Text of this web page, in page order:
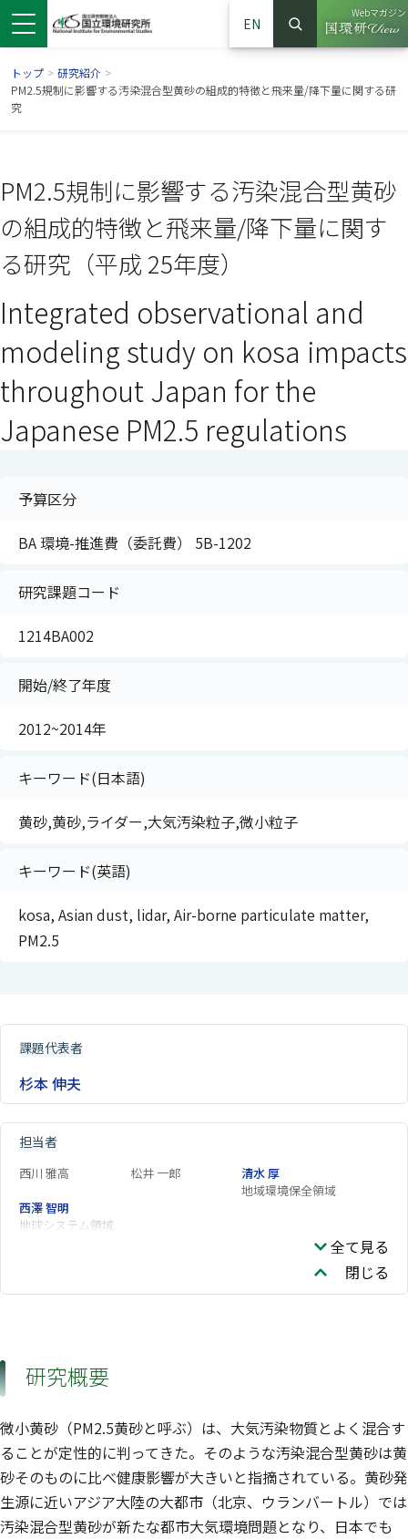
ドウで開きます）
ンドウで開きます）
ウインドウで開きます）
EN
サイト内検索
検索
Webマガジン
（別ウイ
トップ > 研究紹介 >
PM2.5規制に影響する汚染混合型黄砂の組成的特徴と飛来量/降下量に関する研
究
PM2.5規制に影響する汚染混合型黄砂
の組成的特徴と飛来量/降下量に関す
る研究（平成 25年度）
Integrated observational and
modeling study on kosa impacts
throughout Japan for the
Japanese PM2.5 regulations
予算区分
BA 環境-推進費（委託費） 5B-1202
研究課題コード
1214BA002
開始/終了年度
2012~2014年
キーワード(日本語)
黄砂,黄砂,ライダー,大気汚染粒子,微小粒子
キーワード(英語)
kosa, Asian dust, lidar, Air-borne particulate matter,
PM2.5
課題代表者
杉本 伸夫
担当者
西川 雅高 松井 一郎
清水 厚
地域環境保全領域
西澤 智明
地球システム領域
全て見る
閉じる
研究概要
微小黄砂（PM2.5黄砂と呼ぶ）は、大気汚染物質とよく混合す
ることが定性的に判ってきた。そのような汚染混合型黄砂は黄
砂そのものに比べ健康影響が大きいと指摘されている。黄砂発
生源に近いアジア大陸の大都市（北京、ウランバートル）では
汚染混合型黄砂が新たな都市大気環境問題となり、日本でも